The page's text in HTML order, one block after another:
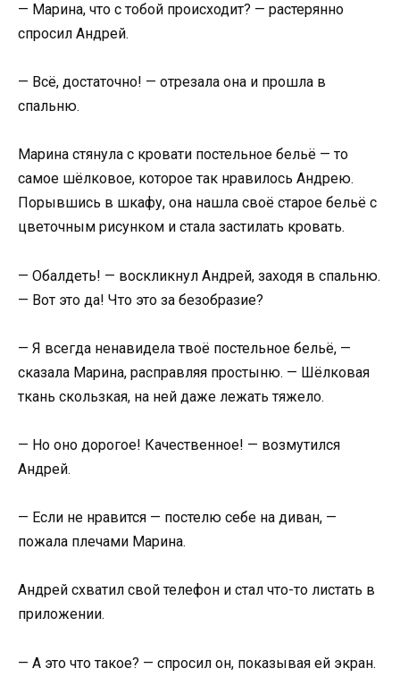
— Марина, что с тобой происходит? — растерянно
спросил Андрей.
— Всё, достаточно! — отрезала она и прошла в
спальню.
Марина стянула с кровати постельное бельё — то
самое шёлковое, которое так нравилось Андрею.
Порывшись в шкафу, она нашла своё старое бельё с
цветочным рисунком и стала застилать кровать.
— Обалдеть! — воскликнул Андрей, заходя в спальню.
— Вот это да! Что это за безобразие?
— Я всегда ненавидела твоё постельное бельё, —
сказала Марина, расправляя простыню. — Шёлковая
ткань скользкая, на ней даже лежать тяжело.
— Но оно дорогое! Качественное! — возмутился
Андрей.
— Если не нравится — постелю себе на диван, —
пожала плечами Марина.
Андрей схватил свой телефон и стал что-то листать в
приложении.
— А это что такое? — спросил он, показывая ей экран.